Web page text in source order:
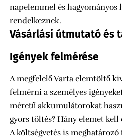
napelemmel és hagyományos
rendelkeznek.
Vásárlási útmutató és
Igények felmérése
A megfelelő Varta elemtöltő
felmérni a személyes
méretű akkumulátorokat
gyors töltés? Hány elemet kell
A költségvetés is